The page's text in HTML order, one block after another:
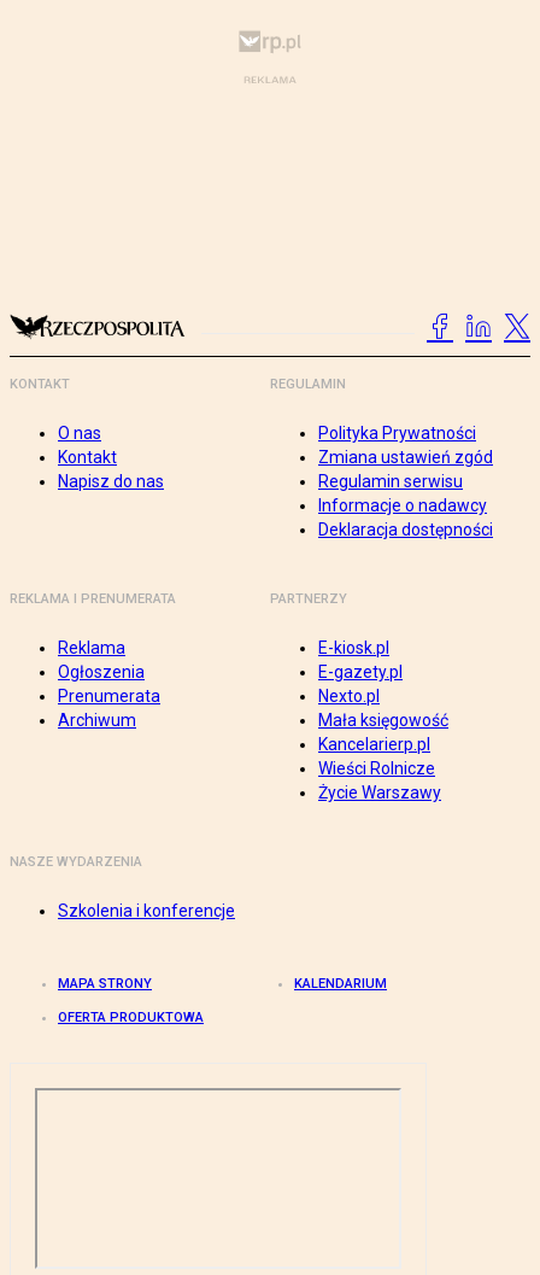
KONTAKT
O nas
Kontakt
Napisz do nas
REGULAMIN
Polityka Prywatności
Zmiana ustawień zgód
Regulamin serwisu
Informacje o nadawcy
Deklaracja dostępności
REKLAMA I PRENUMERATA
Reklama
Ogłoszenia
Prenumerata
Archiwum
PARTNERZY
E-kiosk.pl
E-gazety.pl
Nexto.pl
Mała księgowość
Kancelarierp.pl
Wieści Rolnicze
Życie Warszawy
NASZE WYDARZENIA
Szkolenia i konferencje
MAPA STRONY KALENDARIUM
OFERTA PRODUKTOWA